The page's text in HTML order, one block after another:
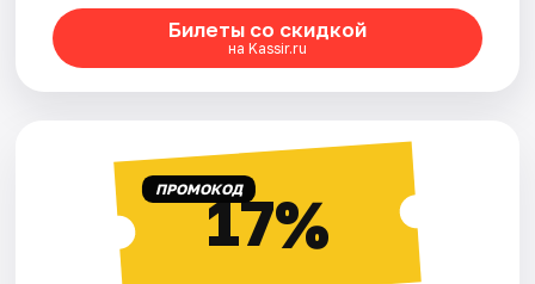
Билеты со скидкой
на Kassir.ru
ПРОМОКОД17%